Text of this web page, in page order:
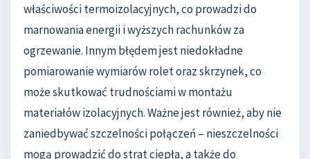
właściwości termoizolacyjnych, co prowadzi do
marnowania energii i wyższych rachunków za
ogrzewanie. Innym błędem jest niedokładne
pomiarowanie wymiarów rolet oraz skrzynek, co
może skutkować trudnościami w montażu
materiałów izolacyjnych. Ważne jest również, aby nie
zaniedbywać szczelności połączeń – nieszczelności
mogą prowadzić do strat ciepła, a także do